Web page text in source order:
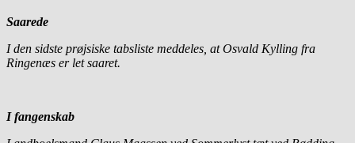
Saarede
I den sidste prøjsiske tabsliste meddeles, at Osvald Kylling fra
Ringenæs er let saaret.
I fangenskab